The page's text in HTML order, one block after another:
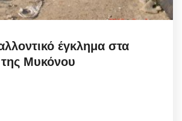
έγκλημα στα
της Μυκόνου